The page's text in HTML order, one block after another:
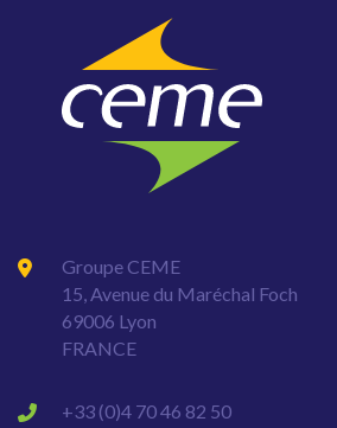
Groupe CEME
15, Avenue du Maréchal Foch
69006 Lyon
FRANCE
+33 (0)4 70 46 82 50